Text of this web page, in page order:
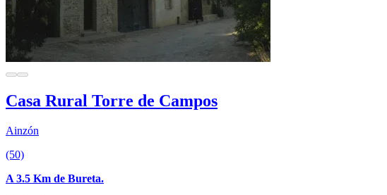
Casa Rural Torre de Campos
Ainzón
(50)
A 3.5 Km de Bureta.